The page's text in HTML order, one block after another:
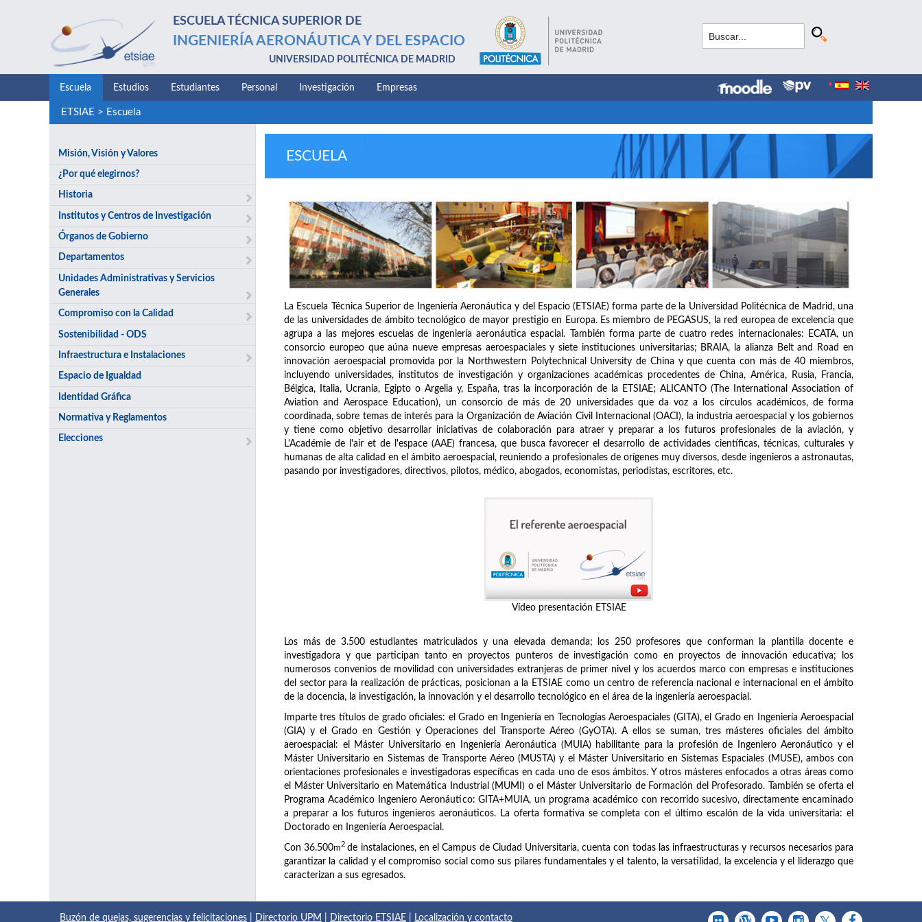
ESCUELA TÉCNICA SUPERIOR DE
INGENIERÍA AERONÁUTICA Y DEL ESPACIO
UNIVERSIDAD POLITÉCNICA DE MADRID
Escuela Estudios Estudiantes Personal Investigación Empresas
ETSIAE > Escuela
Misión, Visión y Valores
¿Por qué elegirnos?
Historia
Institutos y Centros de Investigación
Órganos de Gobierno
Departamentos
Unidades Administrativas y Servicios
Generales
Compromiso con la Calidad
Sostenibilidad - ODS
Infraestructura e Instalaciones
Espacio de Igualdad
Identidad Gráfica
Normativa y Reglamentos
Elecciones
ESCUELA
La Escuela Técnica Superior de Ingeniería Aeronáutica y del Espacio (ETSIAE) forma parte de la Universidad Politécnica de Madrid, una
de las universidades de ámbito tecnológico de mayor prestigio en Europa. Es miembro de PEGASUS, la red europea de excelencia que
agrupa a las mejores escuelas de ingeniería aeronáutica espacial. También forma parte de cuatro redes internacionales: ECATA, un
consorcio europeo que aúna nueve empresas aeroespaciales y siete instituciones universitarias; BRAIA, la alianza Belt and Road en
innovación aeroespacial promovida por la Northwestern Polytechnical University de China y que cuenta con más de 40 miembros,
incluyendo universidades, institutos de investigación y organizaciones académicas procedentes de China, América, Rusia, Francia,
Bélgica, Italia, Ucrania, Egipto o Argelia y, España, tras la incorporación de la ETSIAE; ALICANTO (The International Association of
Aviation and Aerospace Education), un consorcio de más de 20 universidades que da voz a los círculos académicos, de forma
coordinada, sobre temas de interés para la Organización de Aviación Civil Internacional (OACI), la industria aeroespacial y los gobiernos
y tiene como objetivo desarrollar iniciativas de colaboración para atraer y preparar a los futuros profesionales de la aviación, y
L'Académie de l'air et de l'espace (AAE) francesa, que busca favorecer el desarrollo de actividades científicas, técnicas, culturales y
humanas de alta calidad en el ámbito aeroespacial, reuniendo a profesionales de orígenes muy diversos, desde ingenieros a astronautas,
pasando por investigadores, directivos, pilotos, médico, abogados, economistas, periodistas, escritores, etc.
Vídeo presentación ETSIAE
Los más de 3.500 estudiantes matriculados y una elevada demanda; los 250 profesores que conforman la plantilla docente e
investigadora y que participan tanto en proyectos punteros de investigación como en proyectos de innovación educativa; los
numerosos convenios de movilidad con universidades extranjeras de primer nivel y los acuerdos marco con empresas e instituciones
del sector para la realización de prácticas, posicionan a la ETSIAE como un centro de referencia nacional e internacional en el ámbito
de la docencia, la investigación, la innovación y el desarrollo tecnológico en el área de la ingeniería aeroespacial.
Imparte tres títulos de grado oficiales: el Grado en Ingeniería en Tecnologías Aeroespaciales (GITA), el Grado en Ingeniería Aeroespacial
(GIA) y el Grado en Gestión y Operaciones del Transporte Aéreo (GyOTA). A ellos se suman, tres másteres oficiales del ámbito
aeroespacial: el Máster Universitario en Ingeniería Aeronáutica (MUIA) habilitante para la profesión de Ingeniero Aeronáutico y el
Máster Universitario en Sistemas de Transporte Aéreo (MUSTA) y el Máster Universitario en Sistemas Espaciales (MUSE), ambos con
orientaciones profesionales e investigadoras específicas en cada uno de esos ámbitos. Y otros másteres enfocados a otras áreas como
el Máster Universitario en Matemática Industrial (MUMI) o el Máster Universitario de Formación del Profesorado. También se oferta el
Programa Académico Ingeniero Aeronáutico: GITA+MUIA, un programa académico con recorrido sucesivo, directamente encaminado
a preparar a los futuros ingenieros aeronáuticos. La oferta formativa se completa con el último escalón de la vida universitaria: el
Doctorado en Ingeniería Aeroespacial.
Con 36.500m2 de instalaciones, en el Campus de Ciudad Universitaria, cuenta con todas las infraestructuras y recursos necesarios para
garantizar la calidad y el compromiso social como sus pilares fundamentales y el talento, la versatilidad, la excelencia y el liderazgo que
caracterizan a sus egresados.
Buzón de quejas, sugerencias y felicitaciones Directorio UPM Directorio ETSIAE Localización y contacto